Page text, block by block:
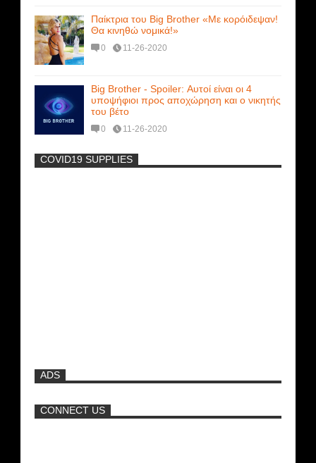
Παίκτρια του Big Brother «Με κορόιδεψαν!
Θα κινηθώ νομικά!»
0 11-26-2020
Big Brother - Spoiler: Αυτοί είναι οι 4
υποψήφιοι προς αποχώρηση και ο νικητής
του βέτο
0 11-26-2020
(Video)
-
COVID19 SUPPLIES
ADS
CONNECT US